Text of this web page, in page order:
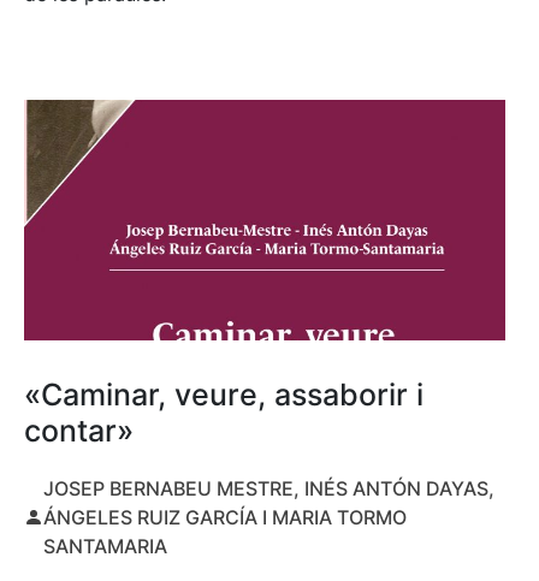
«Caminar, veure, assaborir i
contar»
JOSEP BERNABEU MESTRE, INÉS ANTÓN DAYAS,
ÁNGELES RUIZ GARCÍA I MARIA TORMO
SANTAMARIA